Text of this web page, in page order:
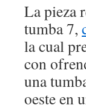
La pieza
tumba 7,
la cual
con
una
oeste en